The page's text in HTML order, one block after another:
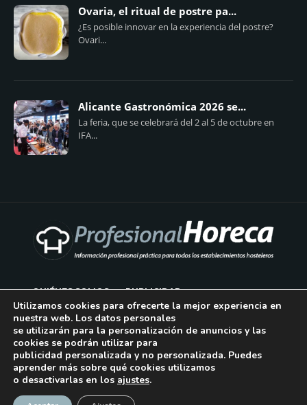
Ovaria, el ritual de postre pa...
¿Es posible innovar en la experiencia del postre?
Ovari...
Alicante Gastronómica 2026 se...
La feria, que se celebrará del 2 al 5 de octubre en
IFA...
QUIÉNES SOMOS PUBLICIDAD
AVISO LEGAL
POLÍTICA DE COOKIES
POLÍTICA DE PRIVACIDAD
CONTACTO
¡Suscríbase!
Utilizamos cookies para ofrecerte la mejor experiencia en
nuestra web. Los datos personales
se utilizarán para la personalización de anuncios y las
cookies se podrán utilizar para
publicidad personalizada y no personalizada. Puedes
aprender más sobre qué cookies utilizamos
o desactivarlas en los ajustes.